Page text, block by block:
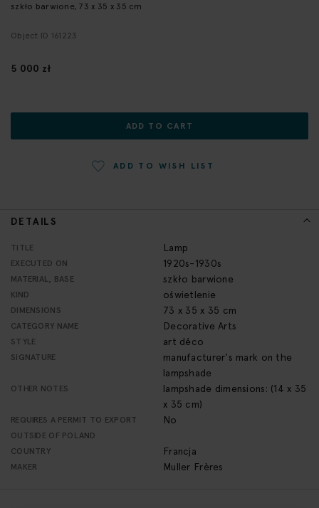
the
images
DETAILS
More
Information
TITLE Lamp
EXECUTED ON 1920s-1930s
MATERIAL, BASE szkło barwione
KIND oświetlenie
DIMENSIONS 73 x 35 x 35 cm
CATEGORY NAME Decorative Arts
STYLE art déco
SIGNATURE
manufacturer's mark on the
lampshade
OTHER NOTES
lampshade dimensions: (14 x 35
x 35 cm)
REQUIRES A PERMIT TO EXPORT
OUTSIDE OF POLAND
No
COUNTRY Francja
MAKER Muller Frères
szkło barwione, 73 x 35 x 35 cm
Object ID 161223
5 000 zł
ADD TO CART
ADD TO WISH LIST